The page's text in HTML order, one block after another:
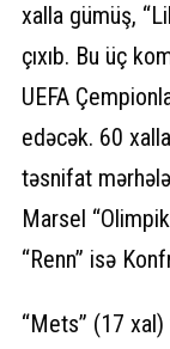
xalla gümüş,
çıxıb. Bu üç
UEFA
edəcək. 60
təsnifat
Marsel
“Renn” isə
“Mets” (17